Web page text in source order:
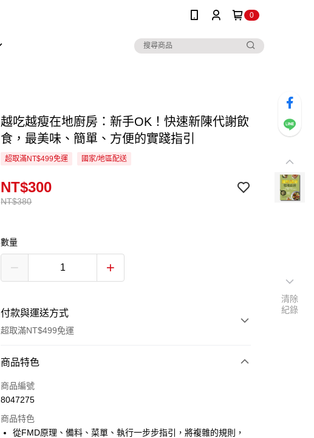
0
越吃越瘦在地廚房：新手OK！快速新陳代謝飲
食，最美味、簡單、方便的實踐指引
超取滿NT$499免運 國家/地區配送
NT$380
NT$300
數量
付款與運送方式
超取滿NT$499免運
付款方式
信用卡一次付款
LINE Pay
商品特色
商品編號
8047275
商品特色
從FMD原理、備料、菜單、執行一步步指引，將複雜的規則，
清除
紀錄